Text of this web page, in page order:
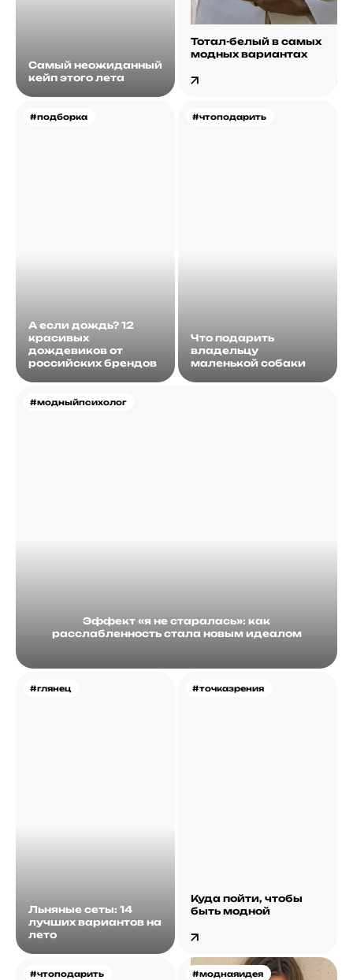
Самый неожиданный
кейп этого лета
Тотал-белый в самых
модных вариантах
#подборка
А если дождь? 12
красивых
дождевиков от
российских брендов
#модныйпсихолог
Эффект «я не старалась»: как
расслабленность стала новым идеалом
#чтоподарить
Что подарить
владельцу
маленькой собаки
#глянец
Льняные сеты: 14
лучших вариантов на
лето
#точказрения
Куда пойти, чтобы
быть модной
#чтоподарить #моднаяидея